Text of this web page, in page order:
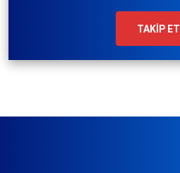
TAKİP ET